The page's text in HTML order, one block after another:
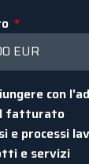
con
fatturato
e processi
e servizi